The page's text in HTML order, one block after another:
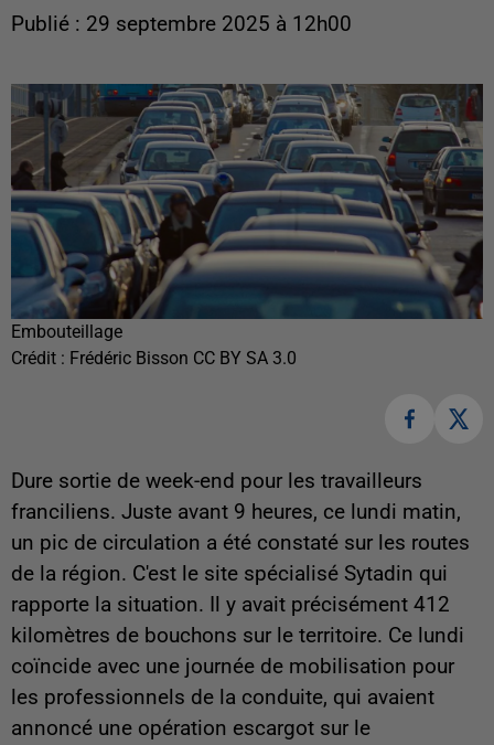
Publié : 29 septembre 2025 à 12h00
Embouteillage
Crédit : Frédéric Bisson CC BY SA 3.0
Dure sortie de week-end pour les travailleurs
franciliens. Juste avant 9 heures, ce lundi matin,
un pic de circulation a été constaté sur les routes
de la région. C'est le site spécialisé Sytadin qui
rapporte la situation. Il y avait précisément 412
kilomètres de bouchons sur le territoire. Ce lundi
coïncide avec une journée de mobilisation pour
les professionnels de la conduite, qui avaient
annoncé une opération escargot sur le